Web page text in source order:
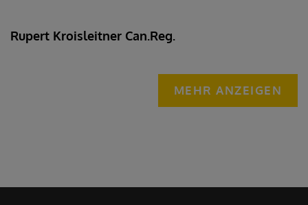
Rupert Kroisleitner Can.Reg.
MEHR ANZEIGEN